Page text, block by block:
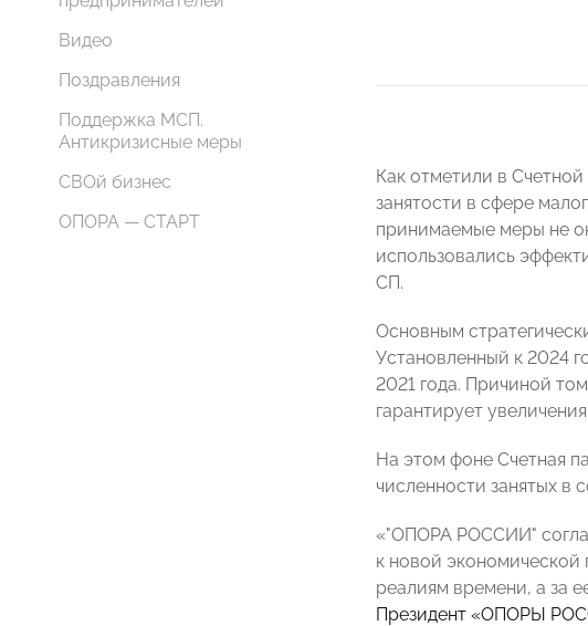
Видео
Поздравления
Поддержка МСП.
Антикризисные меры
СВОй бизнес
ОПОРА — СТАРТ
Как отметили в
занятости в сфере
принимаемые меры не
использовались
СП.
Основным
Установленный к 2024
2021 года. Причиной
гарантирует
На этом фоне Счетная
численности занятых в
«"ОПОРА РОССИИ"
к новой экономической
реалиям времени, а за
Президент «ОПОРЫ